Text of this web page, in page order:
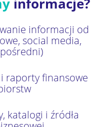
informacji od
social media,
raporty finansowe
katalogi i źródła